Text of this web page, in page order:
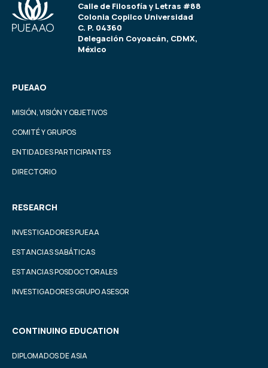
Calle de Filosofía y Letras #88
Colonia Copilco Universidad
C. P. 04360
Delegación Coyoacán, CDMX,
México
PUEAAO
MISIÓN, VISIÓN Y OBJETIVOS
COMITÉ Y GRUPOS
ENTIDADES PARTICIPANTES
DIRECTORIO
RESEARCH
INVESTIGADORES PUEAA
ESTANCIAS SABÁTICAS
ESTANCIAS POSDOCTORALES
INVESTIGADORES GRUPO ASESOR
CONTINUING EDUCATION
DIPLOMADOS DE ASIA